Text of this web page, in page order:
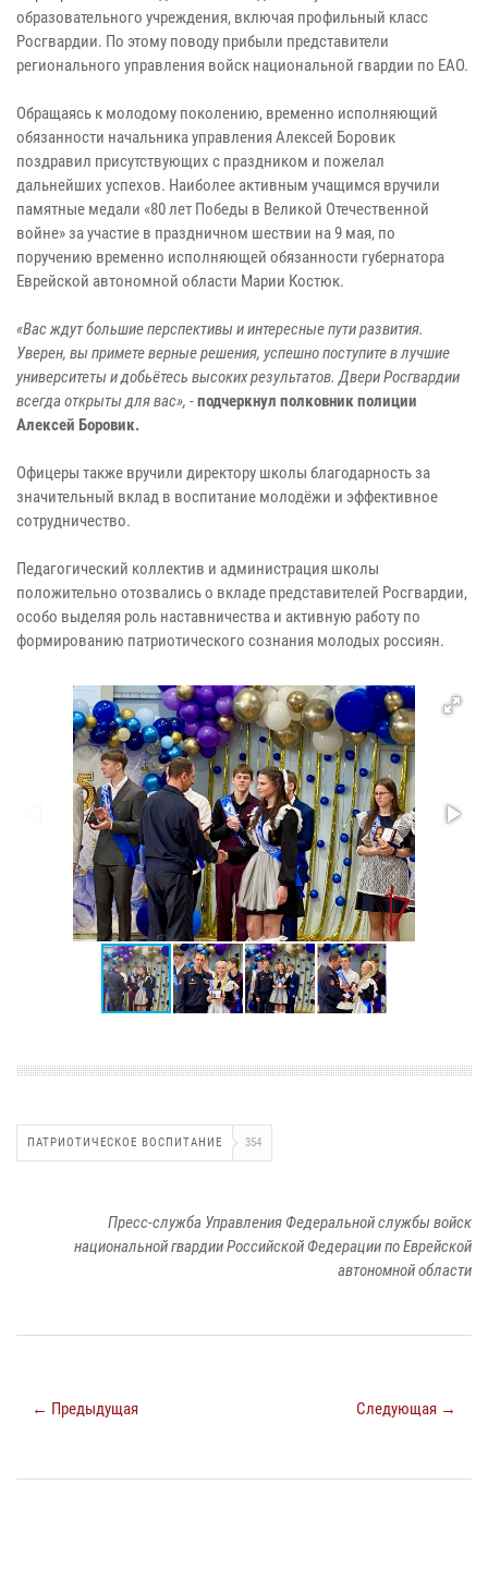
образовательного учреждения, включая профильный класс
Росгвардии. По этому поводу прибыли представители
регионального управления войск национальной гвардии по ЕАО.
Обращаясь к молодому поколению, временно исполняющий
обязанности начальника управления Алексей Боровик
поздравил присутствующих с праздником и пожелал
дальнейших успехов. Наиболее активным учащимся вручили
памятные медали «80 лет Победы в Великой Отечественной
войне» за участие в праздничном шествии на 9 мая, по
поручению временно исполняющей обязанности губернатора
Еврейской автономной области Марии Костюк.
«Вас ждут большие перспективы и интересные пути развития.
Уверен, вы примете верные решения, успешно поступите в лучшие
университеты и добьётесь высоких результатов. Двери Росгвардии
всегда открыты для вас», -подчеркнул полковник полиции
Алексей Боровик.
Офицеры также вручили директору школы благодарность за
значительный вклад в воспитание молодёжи и эффективное
сотрудничество.
Педагогический коллектив и администрация школы
положительно отозвались о вкладе представителей Росгвардии,
особо выделяя роль наставничества и активную работу по
формированию патриотического сознания молодых россиян.
ПАТРИОТИЧЕСКОЕ ВОСПИТАНИЕ 354
Пресс-служба Управления Федеральной службы войск
национальной гвардии Российской Федерации по Еврейской
автономной области
← Предыдущая Следующая →